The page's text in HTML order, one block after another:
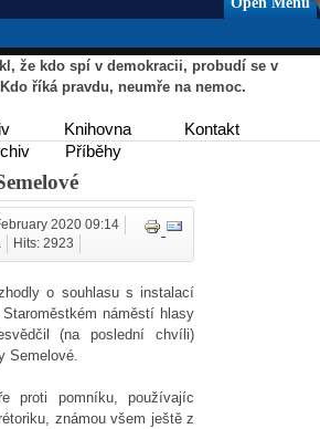
že kdo spí v demokracii, probudí se v
pravdu, neumře na nemoc.
Knihovna
Kontakt
Příběhy
2020 09:14
Hits: 2923
o souhlasu s instalací
náměstí hlasy
(na poslední chvíli)
Semelové.
proti pomníku, používajíc
známou všem ještě z